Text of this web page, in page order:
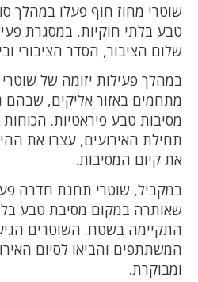
שוטרי מחוז חוף פעלו במהלך
טבע בלתי חוקיות, במסגרת
שלום הציבור, הסדר הציבורי
במהלך פעילות יזומה של
מתחמים באזור אליקים, שבהם
מסיבות טבע פיראטיות.
תחילת האירועים, עצרו את
את קיום המסיבות.
במקביל, שוטרי תחנת חדרה
שאותרה במקום מסיבת טבע
התקיימה בשטח. השוטרים
המשתתפים והביאו לסיום
ומבוקרת.